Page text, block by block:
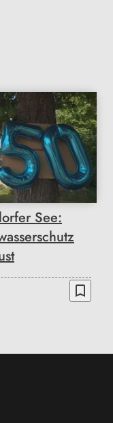
See:
bookmark_border